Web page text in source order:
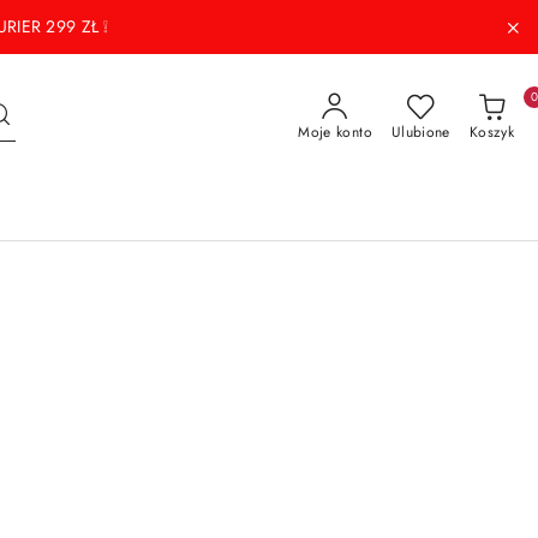
299 ZŁ ❕
Moje konto Ulubione Koszyk
0